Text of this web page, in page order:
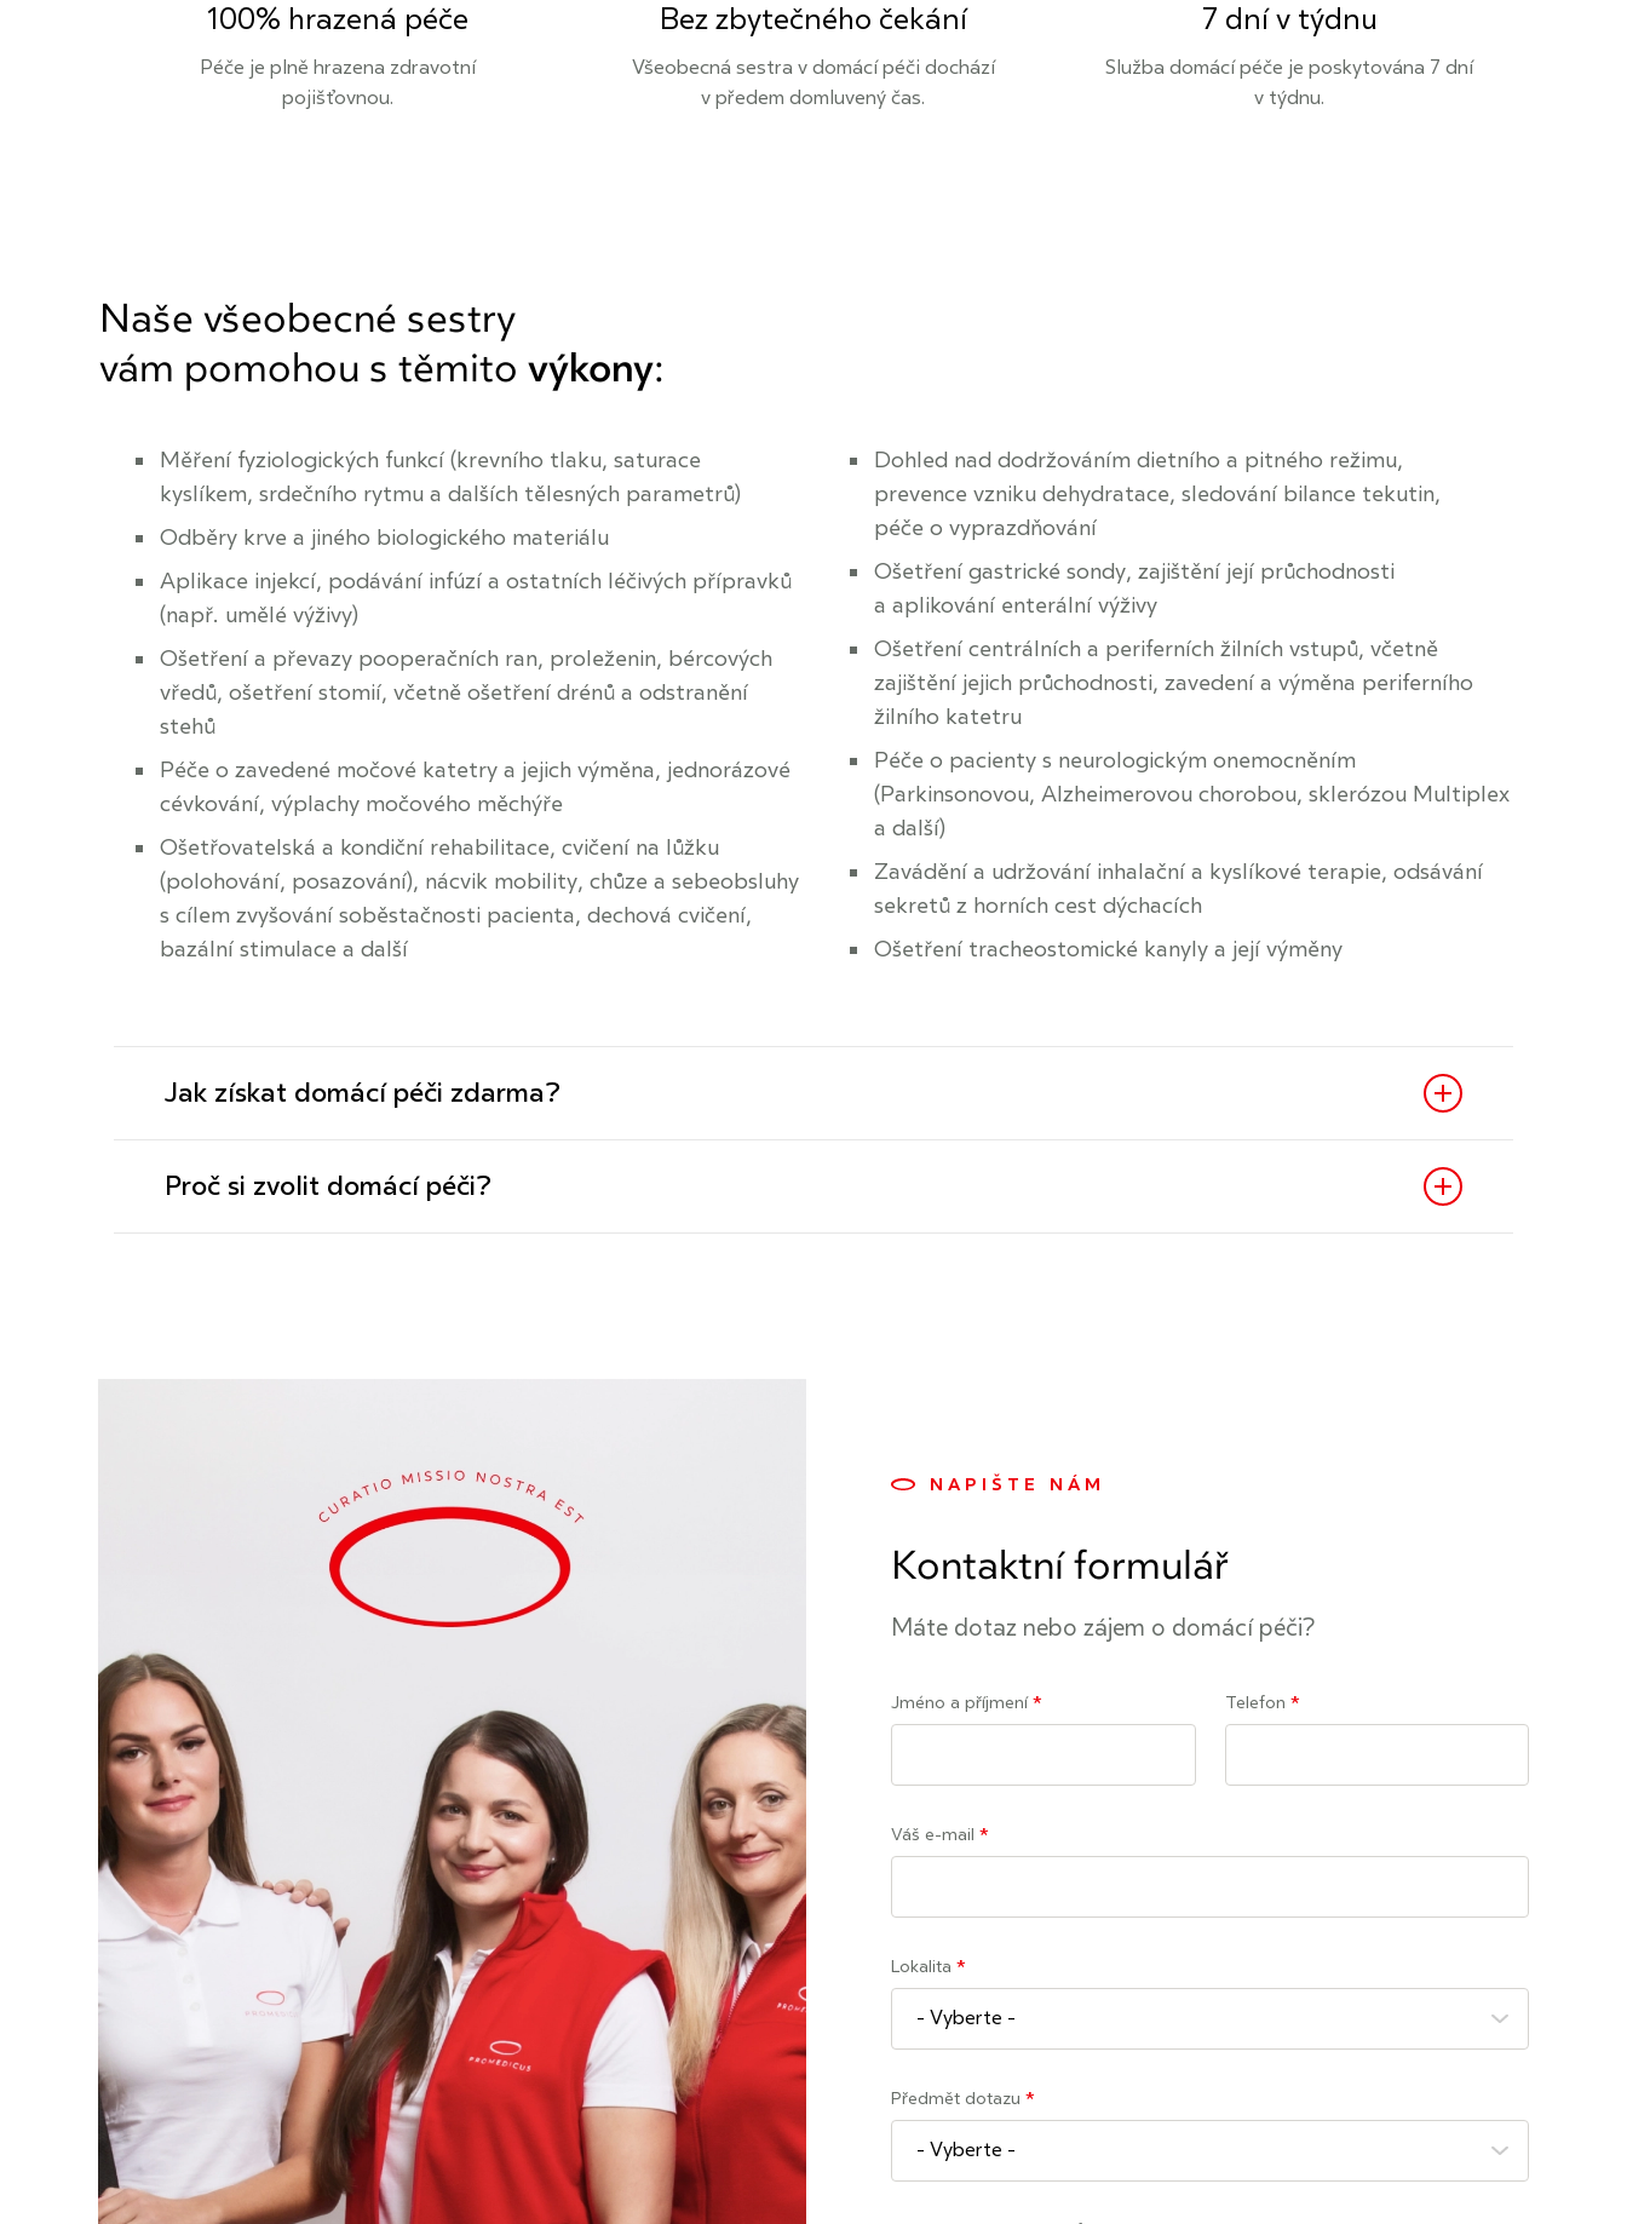
100% hrazená péče
Péče je plně hrazena zdravotní
pojišťovnou.
Bez zbytečného čekání
Všeobecná sestra v domácí péči dochází
v předem domluvený čas.
7 dní v týdnu
Služba domácí péče je poskytována 7 dní
v týdnu.
Naše všeobecné sestry
vám pomohou s těmitovýkony:
Měření fyziologických funkcí (krevního tlaku, saturace
kyslíkem, srdečního rytmu a dalších tělesných parametrů)
Odběry krve a jiného biologického materiálu
Aplikace injekcí, podávání infúzí a ostatních léčivých přípravků
(např. umělé výživy)
Ošetření a převazy pooperačních ran, proleženin, bércových
vředů, ošetření stomií, včetně ošetření drénů a odstranění
stehů
Péče o zavedené močové katetry a jejich výměna, jednorázové
cévkování, výplachy močového měchýře
Ošetřovatelská a kondiční rehabilitace, cvičení na lůžku
(polohování, posazování), nácvik mobility, chůze a sebeobsluhy
s cílem zvyšování soběstačnosti pacienta, dechová cvičení,
bazální stimulace a další
Dohled nad dodržováním dietního a pitného režimu,
prevence vzniku dehydratace, sledování bilance tekutin,
péče o vyprazdňování
Ošetření gastrické sondy, zajištění její průchodnosti
a aplikování enterální výživy
Ošetření centrálních a periferních žilních vstupů, včetně
zajištění jejich průchodnosti, zavedení a výměna periferního
žilního katetru
Péče o pacienty s neurologickým onemocněním
(Parkinsonovou, Alzheimerovou chorobou, sklerózou Multiplex
a další)
Zavádění a udržování inhalační a kyslíkové terapie, odsávání
sekretů z horních cest dýchacích
Ošetření tracheostomické kanyly a její výměny
Jak získat domácí péči zdarma?
Proč si zvolit domácí péči?
NAPIŠTE NÁM
Kontaktní formulář
Máte dotaz nebo zájem o domácí péči?
Jméno a příjmení* Telefon *
Váš e-mail*
Lokalita*
Předmět dotazu*